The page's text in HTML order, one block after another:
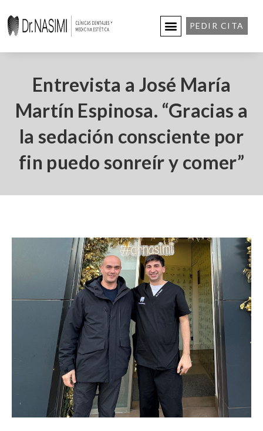
PEDIR CITA
Entrevista a José María
Martín Espinosa. “Gracias a
la sedación consciente por
fin puedo sonreír y comer”